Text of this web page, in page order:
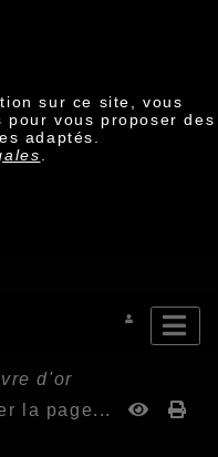
sur ce site, vous
vous proposer des
adaptés.
d'or
la page...